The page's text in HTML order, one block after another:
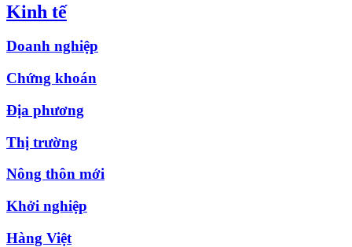
Kinh tế
Doanh nghiệp
Chứng khoán
Địa phương
Thị trường
Nông thôn mới
Khởi nghiệp
Hàng Việt